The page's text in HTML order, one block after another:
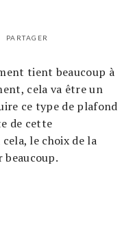
PARTAGER
tient beaucoup à
cela va être un
ce type de plafond
de cette
le choix de la